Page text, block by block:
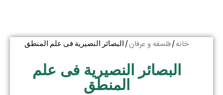
خانه/ فلسفه و عرفان/ البصائر النصیریة فی علم المنطق
البصائر النصیریة فی علم
المنطق